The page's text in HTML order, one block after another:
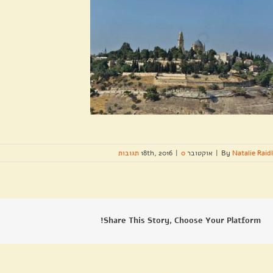
By Natalie Raidl
| אוקטובר 18th, 2016 | 0 תגובות
Share This Story, Choose Your Platform!